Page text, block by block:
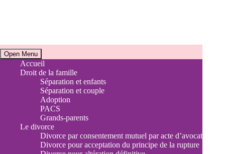
Open Menu
Accueil
Droit de la famille
Séparation et enfants
Séparation et couple
Adoption
PACS
Grands-parents
Le divorce
Divorce par consentement mutuel par acte d’avocat
Divorce pour acceptation du principe de la rupture
Horaires
Accueil téléphonique et Consultations juridiques
Du lundi au vendredi de 9h à 17h30
Sur rendez-vous uniquement
9 Avenue de la Libération
13120 Gardanne